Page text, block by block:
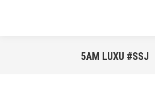
5AM LUXU #SSJ